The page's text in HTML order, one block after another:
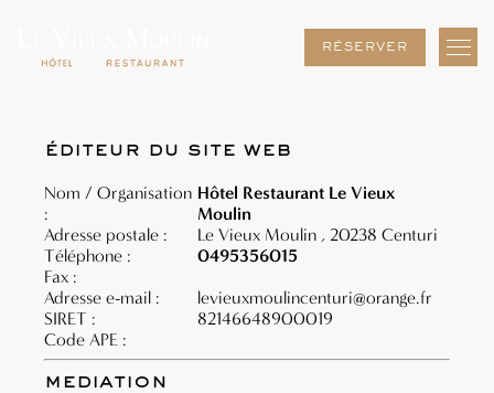
FERMER
éditeur du site web
Nom / Organisation
:
Hôtel Restaurant Le Vieux
Moulin
Adresse postale :
Le Vieux Moulin , 20238 Centuri
Téléphone :
0495356015
Fax :
Adresse e-mail :
levieuxmoulincenturi@orange.fr
SIRET :
82146648900019
Code APE :
mediation